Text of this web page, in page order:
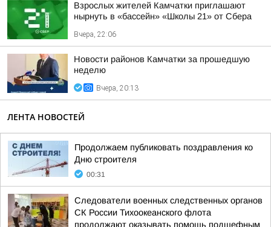
Взрослых жителей Камчатки приглашают
нырнуть в «бассейн» «Школы 21» от Сбера
Вчера, 22:06
Новости районов Камчатки за прошедшую
неделю
Вчера, 20:13
ЛЕНТА НОВОСТЕЙ
Продолжаем публиковать поздравления ко
Дню строителя
00:31
Следователи военных следственных органов
СК России Тихоокеанского флота
продолжают оказывать помощь подшефным